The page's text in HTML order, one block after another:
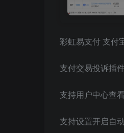
彩虹易支付 支付
支付交易投诉插
支持用户中心查
支持设置开启自